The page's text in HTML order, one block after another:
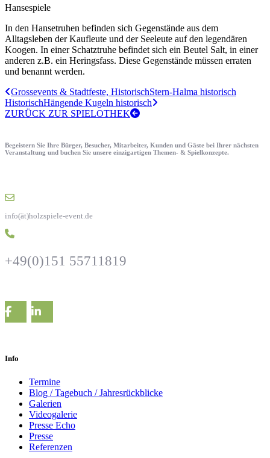
Hansespiele
In den Hansetruhen befinden sich Gegenstände aus dem
Alltagsleben der Kaufleute und der Seeleute auf den legendären
Koogen. In einer Schatztruhe befindet sich ein Beutel Salt, in einer
anderen z.B. ein Heringsfass. Diese Gegenstände müssen erraten
und benannt werden.
Grossevents & Stadtfeste, HistorischStern-Halma historisch
HistorischHängende Kugeln historisch
ZURÜCK ZUR SPIELOTHEK
Begeistern Sie Ihre Bürger, Besucher, Mitarbeiter, Kunden und Gäste bei Ihrer nächsten
Veranstaltung und buchen Sie unsere einzigartigen Themen- & Spielkonzepte.
info(ät)holzspiele-event.de
+49(0)151 55711819
Info
Termine
Blog / Tagebuch / Jahresrückblicke
Galerien
Videogalerie
Presse Echo
Presse
Referenzen